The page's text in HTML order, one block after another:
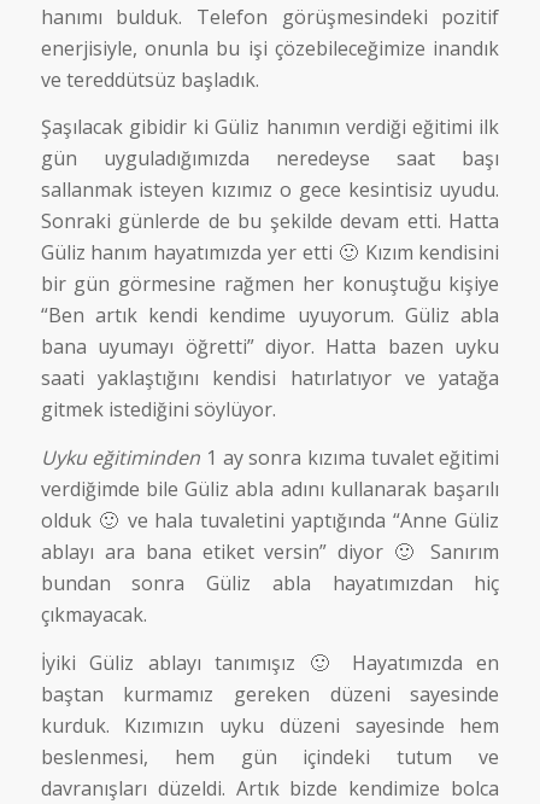
hanımı bulduk. Telefon görüşmesindeki pozitif
enerjisiyle, onunla bu işi çözebileceğimize inandık
ve tereddütsüz başladık.
Şaşılacak gibidir ki Güliz hanımın verdiği eğitimi ilk
gün uyguladığımızda neredeyse saat başı
sallanmak isteyen kızımız o gece kesintisiz uyudu.
Sonraki günlerde de bu şekilde devam etti. Hatta
Güliz hanım hayatımızda yer etti 🙂 Kızım kendisini
bir gün görmesine rağmen her konuştuğu kişiye
“Ben artık kendi kendime uyuyorum. Güliz abla
bana uyumayı öğretti” diyor. Hatta bazen uyku
saati yaklaştığını kendisi hatırlatıyor ve yatağa
gitmek istediğini söylüyor.
Uyku eğitiminden 1 ay sonra kızıma tuvalet eğitimi
verdiğimde bile Güliz abla adını kullanarak başarılı
olduk 🙂 ve hala tuvaletini yaptığında “Anne Güliz
ablayı ara bana etiket versin” diyor 🙂 Sanırım
bundan sonra Güliz abla hayatımızdan hiç
çıkmayacak.
İyiki Güliz ablayı tanımışız 🙂 Hayatımızda en
baştan kurmamız gereken düzeni sayesinde
kurduk. Kızımızın uyku düzeni sayesinde hem
beslenmesi, hem gün içindeki tutum ve
davranışları düzeldi. Artık bizde kendimize bolca